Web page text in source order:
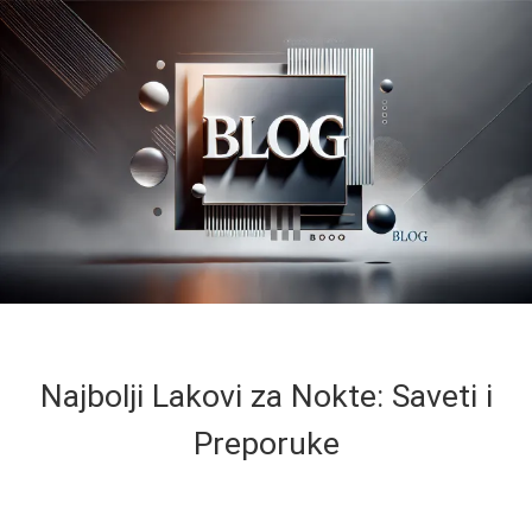
Najbolji Lakovi za Nokte: Saveti i
Preporuke